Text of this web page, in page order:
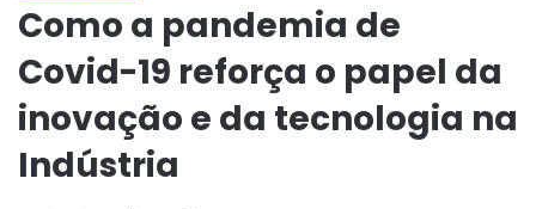
Como a pandemia de
Covid-19 reforça o papel da
inovação e da tecnologia na
Indústria